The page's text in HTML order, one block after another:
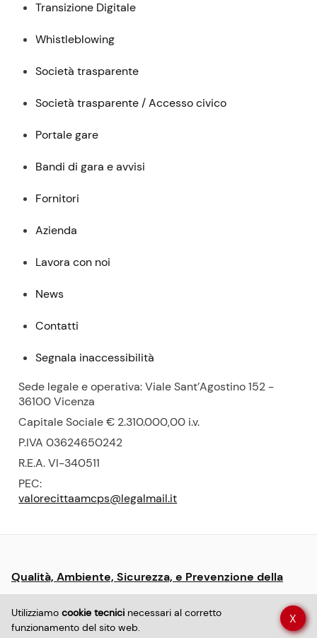
Utilizziamo cookie tecnici necessari al corretto
funzionamento del sito web.
X
Transizione Digitale
Whistleblowing
Società trasparente
Società trasparente / Accesso civico
Portale gare
Bandi di gara e avvisi
Fornitori
Azienda
Lavora con noi
News
Contatti
Segnala inaccessibilità
Sede legale e operativa: Viale Sant’Agostino 152 -
36100 Vicenza
Capitale Sociale € 2.310.000,00 i.v.
P.IVA 03624650242
R.E.A.VI-340511
PEC:
valorecittaamcps@legalmail.it
informative
e
policy
Qualità, Ambiente, Sicurezza, e Prevenzione della
Corruzione